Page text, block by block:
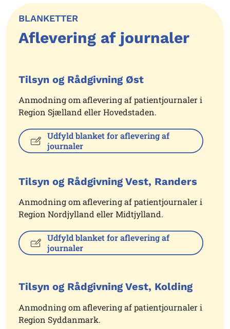
BLANKETTER
Aflevering af journaler
Tilsyn og Rådgivning Øst
Anmodning om aflevering af patientjournaler i
Region Sjælland eller Hovedstaden.
Udfyld blanket for aflevering af
journaler
Tilsyn og Rådgivning Vest, Randers
Anmodning om aflevering af patientjournaler i
Region Nordjylland eller Midtjylland.
Udfyld blanket for aflevering af
journaler
Tilsyn og Rådgivning Vest, Kolding
Anmodning om aflevering af patientjournaler i
Region Syddanmark.